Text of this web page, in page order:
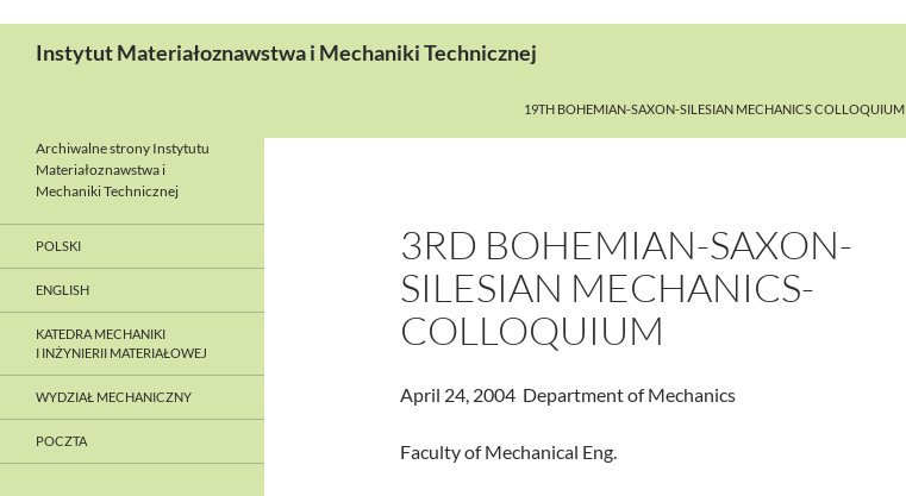
Instytut Materiałoznawstwa i Mechaniki Technicznej
19TH BOHEMIAN-SAXON-SILESIAN MECHANICS COLLOQUIUM
3RD BOHEMIAN-SAXON-
SILESIAN MECHANICS-
COLLOQUIUM
April 24, 2004 Department of Mechanics
Faculty of Mechanical Eng.
Archiwalne strony Instytutu
Materiałoznawstwa i
Mechaniki Technicznej
POLSKI
ENGLISH
KATEDRA MECHANIKI
I INŻYNIERII MATERIAŁOWEJ
WYDZIAŁ MECHANICZNY
POCZTA